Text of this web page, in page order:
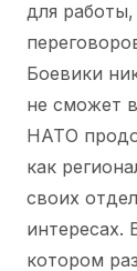
для
Боевики
не сможет
НАТО
как
своих
интересах.
котором